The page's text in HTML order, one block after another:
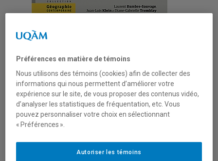
Préférences en matière de témoins
Nous utilisons des témoins (cookies) afin de collecter des
informations qui nous permettent d’améliorer votre
expérience sur le site, de vous proposer des contenus vidéo,
d’analyser les statistiques de fréquentation, etc. Vous
pouvez personnaliser votre choix en sélectionnant
« Préférences ».
Autoriser les témoins